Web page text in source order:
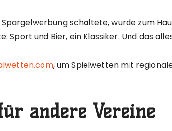
schaltete, wurde zum
und Bier, ein Klassiker. Und das
, um Spielwetten mit
andere Vereine